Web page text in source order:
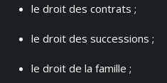
le droit des contrats ;
le droit des successions ;
le droit de la famille ;